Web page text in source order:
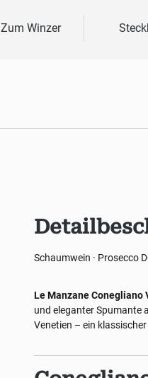
Zum Winzer
Schaumwein · Prosecco
Le Manzane Conegliano
und eleganter Spumante
Venetien – ein